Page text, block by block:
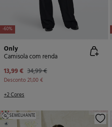
-60%
Only
Camisola com renda
13,99 € 34,99 €
Desconto21,00 €
+2 Cores
SEMELHANTE